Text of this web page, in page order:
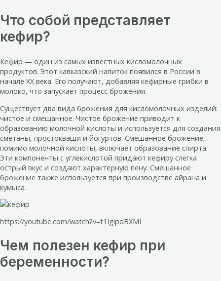
Что собой представляет
кефир?
Кефир — один из самых известных кисломолочных
продуктов. Этот кавказский напиток появился в России в
начале XX века. Его получают, добавляя кефирные грибки в
молоко, что запускает процесс брожения.
Существует два вида брожения для кисломолочных изделий:
чистое и смешанное. Чистое брожение приводит к
образованию молочной кислоты и используется для создания
сметаны, простокваши и йогуртов. Смешанное брожение,
помимо молочной кислоты, включает образование спирта.
Эти компоненты с углекислотой придают кефиру слегка
острый вкус и создают характерную пену. Смешанное
брожение также используется при производстве айрана и
кумыса.
https://youtube.com/watch?v=t1IglpdBXMI
Чем полезен кефир при
беременности?